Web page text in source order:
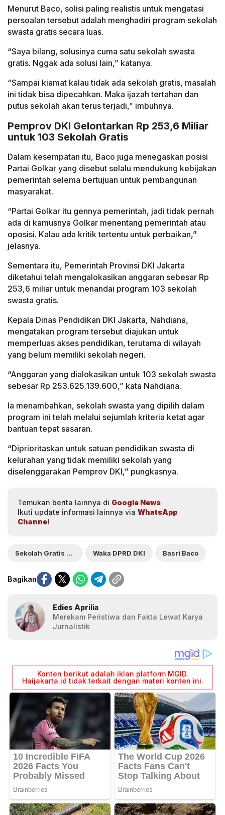
Menurut Baco, solisi paling realistis untuk mengatasi
persoalan tersebut adalah menghadiri program sekolah
swasta gratis secara luas.
“Saya bilang, solusinya cuma satu sekolah swasta
gratis. Nggak ada solusi lain,” katanya.
“Sampai kiamat kalau tidak ada sekolah gratis, masalah
ini tidak bisa dipecahkan. Maka ijazah tertahan dan
putus sekolah akan terus terjadi,” imbuhnya.
Pemprov DKI Gelontarkan Rp 253,6 Miliar
untuk 103 Sekolah Gratis
Dalam kesempatan itu, Baco juga menegaskan posisi
Partai Golkar yang disebut selalu mendukung kebijakan
pemerintah selema bertujuan untuk pembangunan
masyarakat.
“Partai Golkar itu gennya pemerintah, jadi tidak pernah
ada di kamusnya Golkar menentang pemerintah atau
oposisi. Kalau ada kritik tertentu untuk perbaikan,”
jelasnya.
Sementara itu, Pemerintah Provinsi DKI Jakarta
diketahui telah mengalokasikan anggaran sebesar Rp
253,6 miliar untuk menandai program 103 sekolah
swasta gratis.
Kepala Dinas Pendidikan DKI Jakarta, Nahdiana,
mengatakan program tersebut diajukan untuk
memperluas akses pendidikan, terutama di wilayah
yang belum memiliki sekolah negeri.
“Anggaran yang dialokasikan untuk 103 sekolah swasta
sebesar Rp 253.625.139.600,” kata Nahdiana.
Ia menambahkan, sekolah swasta yang dipilih dalam
program ini telah melalui sejumlah kriteria ketat agar
bantuan tepat sasaran.
“Diprioritaskan untuk satuan pendidikan swasta di
kelurahan yang tidak memiliki sekolah yang
diselenggarakan Pemprov DKI,” pungkasnya.
Temukan berita lainnya di Google News
Ikuti update informasi lainnya via WhatsApp
Channel
Sekolah Gratis Jakarta Waka DPRD DKI Basri Baco
Bagikan
Edies Aprilia
Merekam Peristiwa dan Fakta Lewat Karya
Jurnalistik